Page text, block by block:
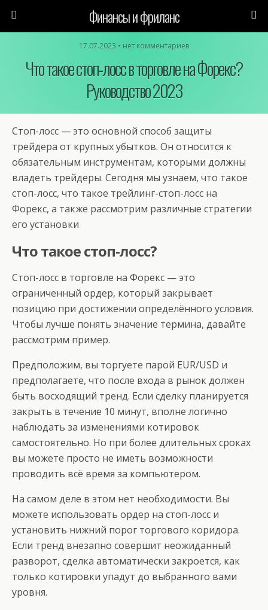
Финансы и фриланс
17.07.2023 • нет комментариев
Что такое стоп-лосс в торговле на Форекс?
Руководство 2023
Стоп-лосс — это основной способ защиты
трейдера от крупных убытков. Он относится к
обязательным инструментам, которыми должны
владеть трейдеры. Сегодня мы узнаем, что такое
стоп-лосс, что такое трейлинг-стоп-лосс на
Форекс, а также рассмотрим различные стратегии
его установки
Что такое стоп-лосс?
Стоп-лосс в торговле на Форекс — это
ограниченный ордер, который закрывает
позицию при достижении определённого условия.
Чтобы лучше понять значение термина, давайте
рассмотрим пример.
Предположим, вы торгуете парой EUR/USD и
предполагаете, что после входа в рынок должен
быть восходящий тренд. Если сделку планируется
закрыть в течение 10 минут, вполне логично
наблюдать за изменениями котировок
самостоятельно. Но при более длительных сроках
вы можете просто не иметь возможности
проводить всё время за компьютером.
На самом деле в этом нет необходимости. Вы
можете использовать ордер на стоп-лосс и
установить нижний порог торгового коридора.
Если тренд внезапно совершит неожиданный
разворот, сделка автоматически закроется, как
только котировки упадут до выбранного вами
уровня.